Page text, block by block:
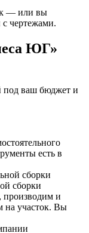
— или вы
чертежами.
ЮГ»
под ваш бюджет и
есть в
сборки
производим и
на участок. Вы